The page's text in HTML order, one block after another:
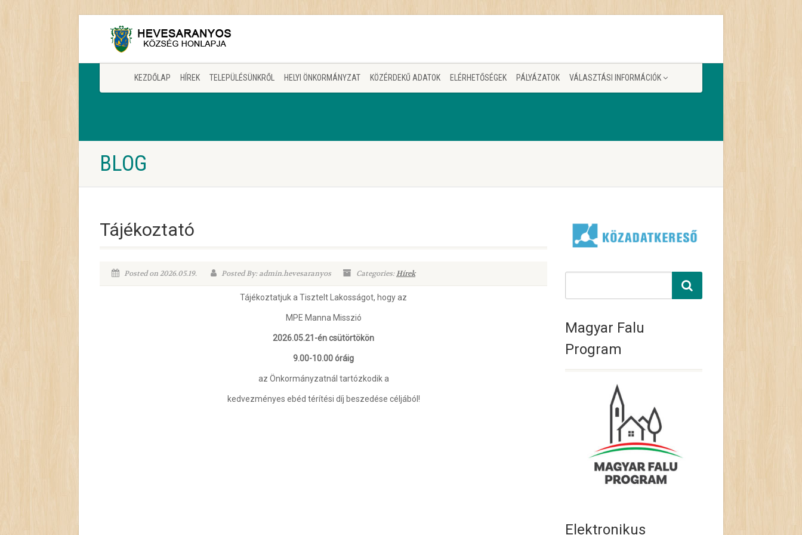
KEZDŐLAP HÍREK TELEPÜLÉSÜNKRŐL HELYI ÖNKORMÁNYZAT KÖZÉRDEKŰ ADATOK ELÉRHETŐSÉGEK PÁLYÁZATOK VÁLASZTÁSI INFORMÁCIÓK
BLOG
Tájékoztató
Posted on 2026.05.19. Posted By: admin.hevesaranyos Categories:Hírek
Tájékoztatjuk a Tisztelt Lakosságot, hogy az
MPE Manna Misszió
2026.05.21-én csütörtökön
9.00-10.00 óráig
az Önkormányzatnál tartózkodik a
kedvezményes ebéd térítési díj beszedése céljából!
Magyar Falu
Program
Elektronikus